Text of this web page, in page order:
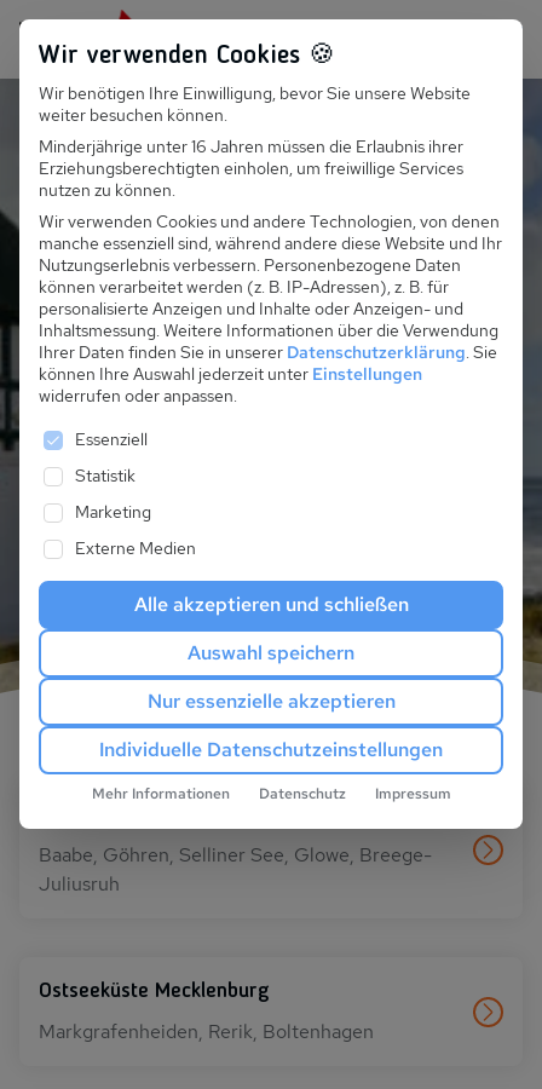
Persönlich für dich da: +49 251 899 050
Suchfeld
Suchen
Reetdachhaus am Strand
Erlebe wunderschöne
Urlaubstage im
Strandhaus an der
Ostsee
Entdecke Ferienhäuser und -wohnungen an
Jetzt alle Unterkünfte entdecken
Baabe, Göhren, Selliner See, Glowe, Breege-
Juliusruh
Ostseeküste Mecklenburg
Markgrafenheiden, Rerik, Boltenhagen
Wir verwenden Cookies 🍪
Wir benötigen Ihre Einwilligung, bevor Sie unsere Website
weiter besuchen können.
Minderjährige unter 16 Jahren müssen die Erlaubnis ihrer
Erziehungsberechtigten einholen, um freiwillige Services
nutzen zu können.
Wir verwenden Cookies und andere Technologien, von denen
manche essenziell sind, während andere diese Website und Ihr
Nutzungserlebnis verbessern. Personenbezogene Daten
können verarbeitet werden (z. B. IP-Adressen), z. B. für
personalisierte Anzeigen und Inhalte oder Anzeigen- und
Inhaltsmessung. Weitere Informationen über die Verwendung
Ihrer Daten finden Sie in unserer Datenschutzerklärung. Sie
können Ihre Auswahl jederzeit unter Einstellungen
widerrufen oder anpassen.
Es folgt eine Liste der Service-Gruppen, für die
Essenziell
Statistik
Marketing
Externe Medien
Alle akzeptieren und schließen
Auswahl speichern
Nur essenzielle akzeptieren
Individuelle Datenschutzeinstellungen
Mehr Informationen Datenschutz Impressum